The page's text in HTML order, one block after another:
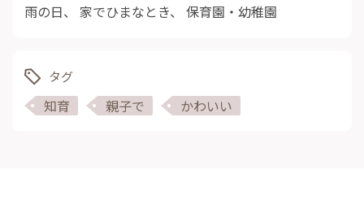
雨の日、 家でひまなとき、 保育園・幼稚園
タグ
知育 親子で かわいい